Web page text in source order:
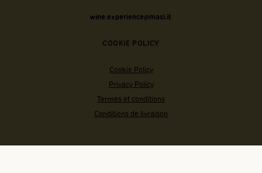
wine.experience@masi.it
COOKIE POLICY
Cookie Policy
Privacy Policy
Termes et conditions
Conditions de livraison